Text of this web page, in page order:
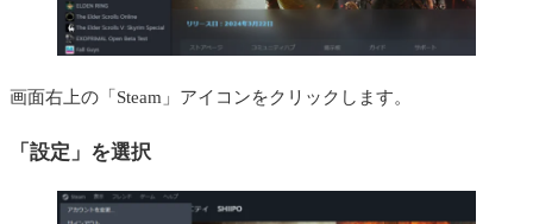
画面右上の「Steam」アイコンをクリックします。
「設定」を選択